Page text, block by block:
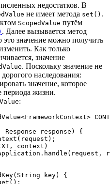
недостатков. В
не имеет метода set() .
ScopedValue путём
. Далее вызывается метод
это значение можно получить
Как только
значение
. Поскольку значение не
наследования:
значение, которое
периода жизни.
:
response) {
context)
key) {